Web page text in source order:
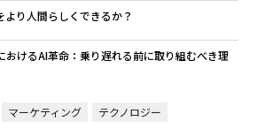
り人間らしくできるか？
おけるAI革命：乗り遅れる前に取り組むべき理
マーケティング テクノロジー